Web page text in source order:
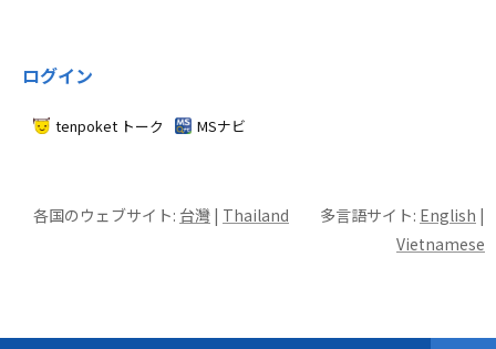
ログイン
tenpoket トーク MSナビ
各国のウェブサイト: 台灣 | Thailand 多言語サイト: English |
Vietnamese